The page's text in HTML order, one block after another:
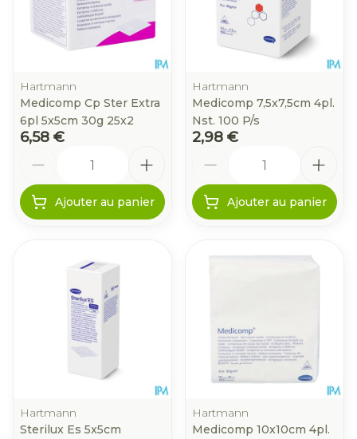
Hartmann
Medicomp Cp Ster Extra
6pl 5x5cm 30g 25x2
6,58 €
Ajouter au panier
Hartmann
Medicomp 7,5x7,5cm 4pl.
Nst. 100 P/s
2,98 €
Ajouter au panier
Hartmann
Sterilux Es 5x5cm
Hartmann
Medicomp 10x10cm 4pl.